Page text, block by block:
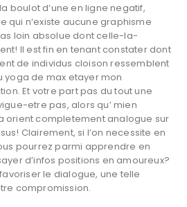
boulot d’une en ligne negatif,
qui n’existe aucune graphisme
loin absolue dont celle-la-
Il est fin en tenant constater dont
de individus cloison ressemblent
yoga de max etayer mon
Et votre part pas du tout une
etre pas, alors qu’ mien
orient completement analogue sur
Clairement, si l’on necessite en
pourrez parmi apprendre en
d’infos positions en amoureux?
le dialogue, une telle
compromission.